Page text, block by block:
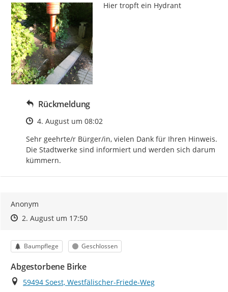
Hier tropft ein Hydrant
Rückmeldung
Zeitpunkt des Erstellens
4. August um 08:02
Sehr geehrte/r Bürger/in, vielen Dank für Ihren Hinweis.
Die Stadtwerke sind informiert und werden sich darum
kümmern.
Anonym
Zeitpunkt des Erstellens
Zeitpunkt des Erstellens
2. August um 17:50Zur Äußerung
Kategorie
Baumpflege Status
Geschlossen
Abgestorbene Birke
Ort
59494 Soest, Westfälischer-Friede-Weg